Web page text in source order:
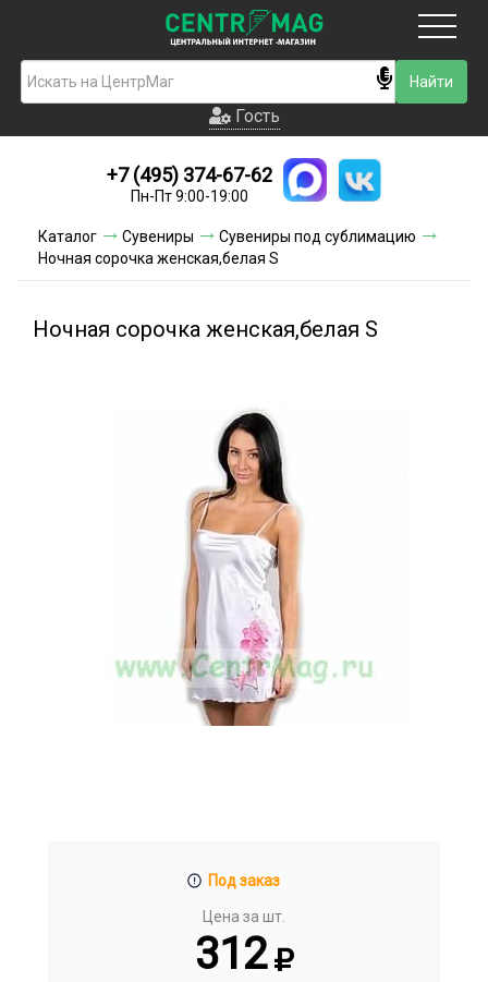
Гость
Новинки
Условия доставки
Контакты
Гость
+7 (495) 374-67-62
Пн-Пт 9:00-19:00
Каталог Сувениры
Сувениры под сублимацию
Ночная сорочка женская,белая S
Ночная сорочка женская,белая S
Под заказ
Цена за шт.
312